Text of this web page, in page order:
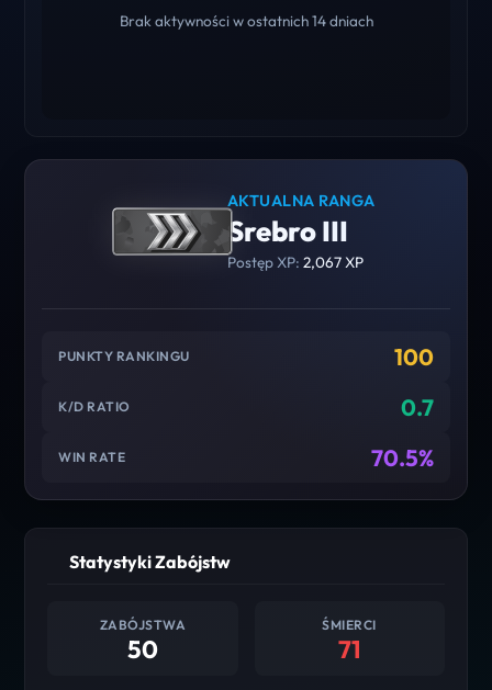
Brak aktywności w ostatnich 14 dniach
AKTUALNA RANGA
Srebro III
Postęp XP: 2,067 XP
PUNKTY RANKINGU 100
K/D RATIO 0.7
WIN RATE 70.5%
Statystyki Zabójstw
ZABÓJSTWA
50
ŚMIERCI
71